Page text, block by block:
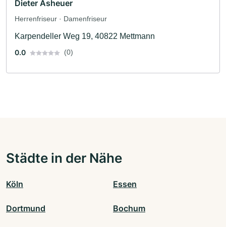
Dieter Asheuer
Herrenfriseur · Damenfriseur
Karpendeller Weg 19, 40822 Mettmann
0.0
(0)
Städte in der Nähe
Köln Essen
Dortmund Bochum